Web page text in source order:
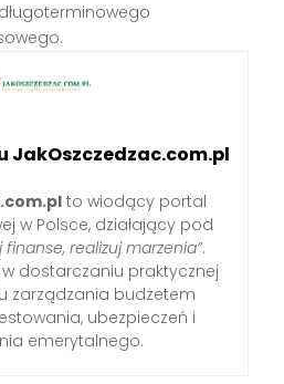
JakOszczedzac.com.pl
to wiodący portal
w Polsce, działający pod
finanse, realizuj marzenia”.
dostarczaniu praktycznej
zarządzania budżetem
ubezpieczeń i
emerytalnego.